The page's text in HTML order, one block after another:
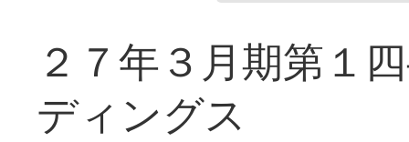
２７年３月期第１
ディングス